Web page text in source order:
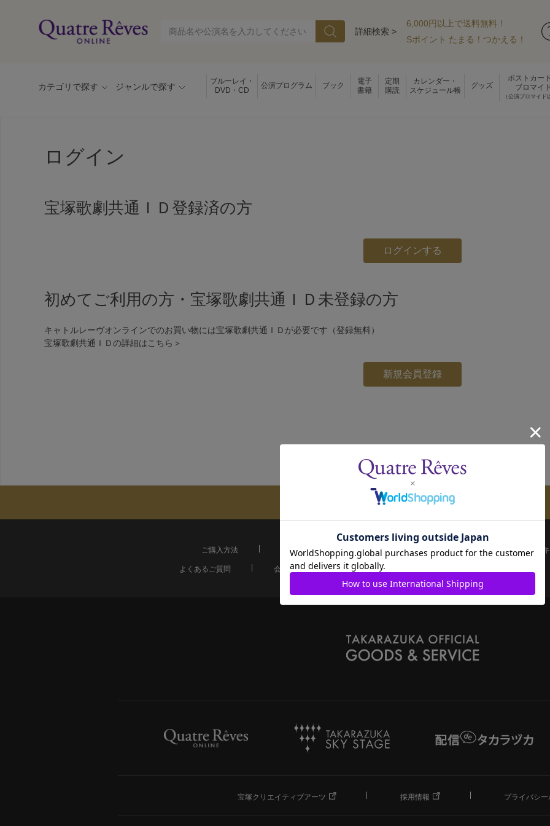
詳細検索 >
6,000円以上で送料無料！
Sポイント たまる！つかえる！
カテゴリで探す ジャンルで探す
ブルーレイ・
DVD・CD
公演プログラム ブック
電子
書籍
定期
購読
カレンダー・
スケジュール帳
グッズ
ポストカー
ブロマイド
（公演ブロマイド
ログイン
宝塚歌劇共通ＩＤ登録済の方
初めてご利用の方・宝塚歌劇共通ＩＤ未登録の方
キャトルレーヴオンラインでのお買い物には宝塚歌劇共通ＩＤが必要です（登録無料）
宝塚歌劇共通ＩＤの詳細は こちら＞
メールマガジンのご案内
ご購入方法 配送について お支払い方法 決済について
よくあるご質問
会員ページ 宝塚歌劇共通ID新規会員登録
宝塚クリエイティブアーツ 採用情報 プライバシ